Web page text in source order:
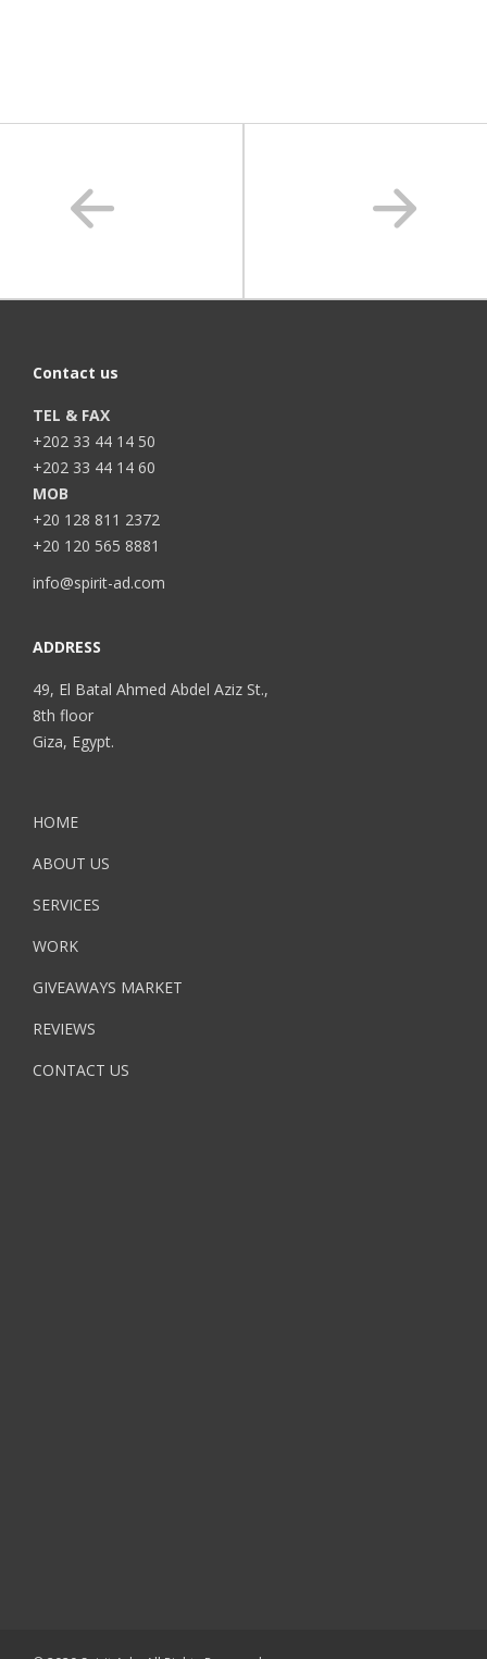
Contact us
TEL & FAX
+202 33 44 14 50
+202 33 44 14 60
MOB
+20 128 811 2372
+20 120 565 8881
info@spirit-ad.com
ADDRESS
49, El Batal Ahmed Abdel Aziz St.,
8th floor
Giza, Egypt.
HOME
ABOUT US
SERVICES
WORK
GIVEAWAYS MARKET
REVIEWS
CONTACT US